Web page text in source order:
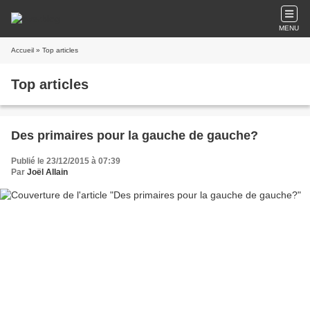
MENU
Accueil » Top articles
Top articles
Des primaires pour la gauche de gauche?
Publié le 23/12/2015 à 07:39
Par Joël Allain